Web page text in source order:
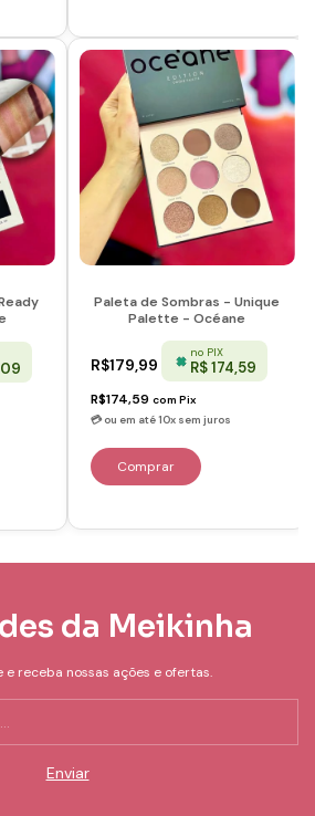
Paleta de Sombras - Unique
Palette - Océane
R$179,99
no PIX
R$ 174,59
R$174,59 com Pix
da Meikinha
e receba nossas ações e ofertas.